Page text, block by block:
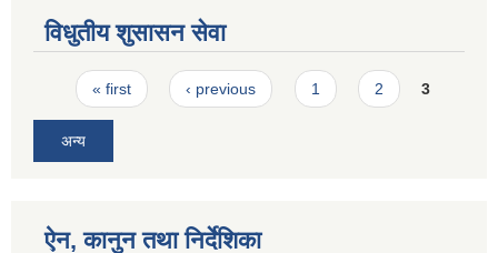
विधुतीय शुसासन सेवा
Pages
« first ‹ previous 1 2 3
अन्य
ऐन, कानुन तथा निर्देशिका